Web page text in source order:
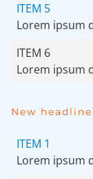
ITEM 5
Lorem ipsum
ITEM 6
Lorem ipsum
New headline
ITEM 1
Lorem ipsum